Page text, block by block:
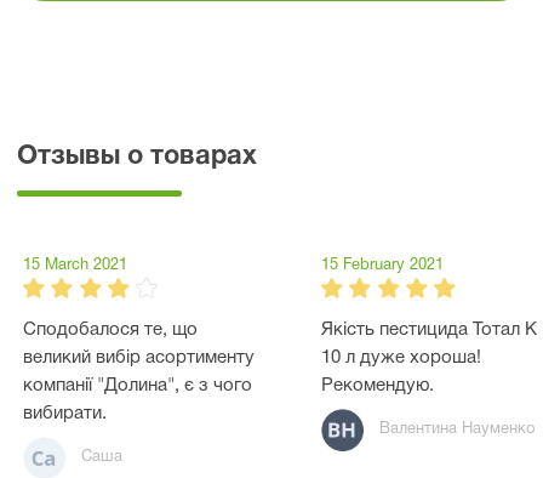
Отзывы о товарах
15 March 2021
Сподобалося те, що
великий вибір асортименту
компанії "Долина", є з чого
вибирати.
Саша
15 February 2021
Якість пестицида Тотал К
10 л дуже хороша!
Рекомендую.
Валентина Науменко